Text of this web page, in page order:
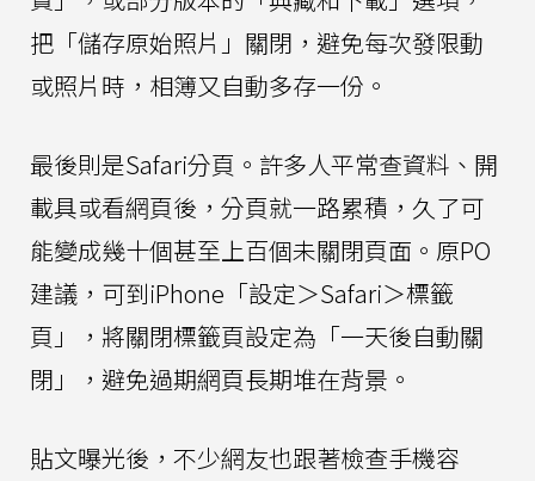
把「儲存原始照片」關閉，避免每次發限動
或照片時，相簿又自動多存一份。
最後則是Safari分頁。許多人平常查資料、開
載具或看網頁後，分頁就一路累積，久了可
能變成幾十個甚至上百個未關閉頁面。原PO
建議，可到iPhone「設定＞Safari＞標籤
頁」，將關閉標籤頁設定為「一天後自動關
閉」，避免過期網頁長期堆在背景。
貼文曝光後，不少網友也跟著檢查手機容